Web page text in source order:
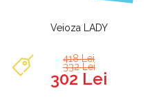
Veioza LADY
418 Lei
332 Lei
302 Lei